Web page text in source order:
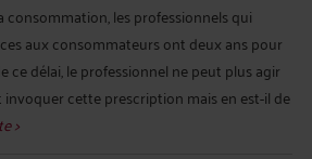
consommation, les professionnels qui
aux consommateurs ont deux ans pour
ce délai, le professionnel ne peut plus agir
cette prescription mais en est-il de
>